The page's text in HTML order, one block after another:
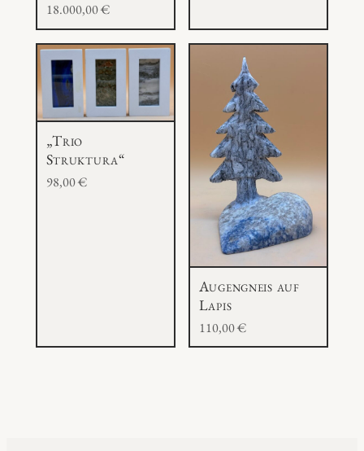
18.000,00€
„Trio
Struktura“
98,00€
Augengneis auf
Lapis
110,00€